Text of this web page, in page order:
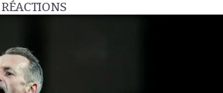
RÉACTIONS